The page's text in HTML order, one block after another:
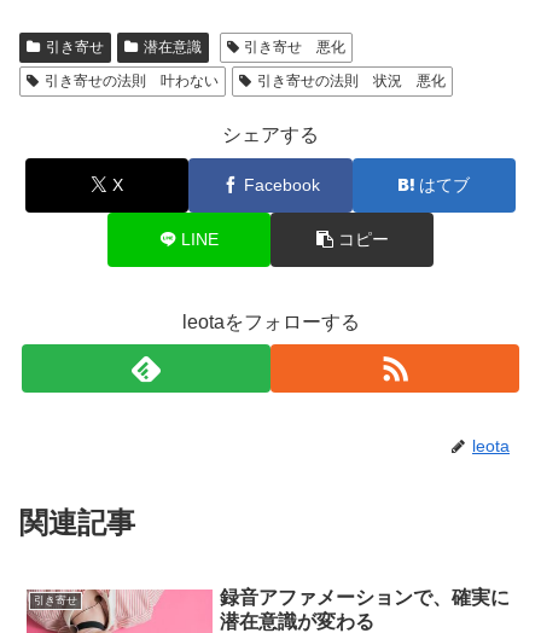
引き寄せ 潜在意識
引き寄せ 悪化
引き寄せの法則 叶わない
引き寄せの法則 状況 悪化
シェアする
X Facebook はてブ
LINE コピー
leotaをフォローする
leota
関連記事
引き寄せ
録音アファメーションで、確実に
潜在意識が変わる